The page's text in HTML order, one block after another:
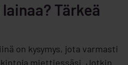
Tärkeä
on kysymys, jota varmasti
miettiessäsi. Jotkin